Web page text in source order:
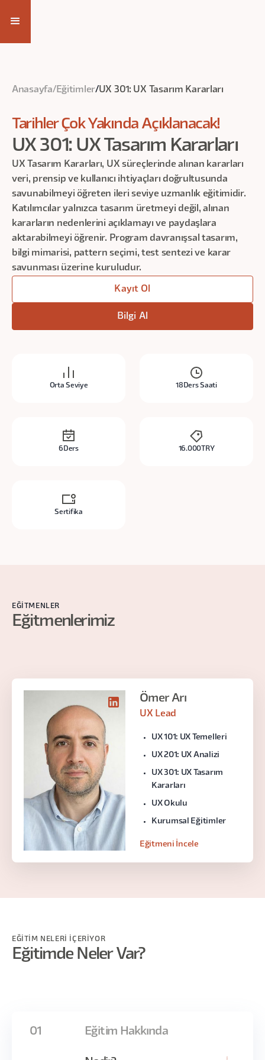
Anasayfa/ Eğitimler/UX 301: UX Tasarım Kararları
Tarihler Çok Yakında Açıklanacak!
UX 301: UX Tasarım Kararları
UX Tasarım Kararları, UX süreçlerinde alınan kararları
veri, prensip ve kullanıcı ihtiyaçları doğrultusunda
savunabilmeyi öğreten ileri seviye uzmanlık eğitimidir.
Katılımcılar yalnızca tasarım üretmeyi değil, alınan
kararların nedenlerini açıklamayı ve paydaşlara
aktarabilmeyi öğrenir. Program davranışsal tasarım,
bilgi mimarisi, pattern seçimi, test sentezi ve karar
savunması üzerine kuruludur.
Kayıt Ol
Bilgi Al
Orta Seviye 18 Ders Saati
6 Ders 16.000TRY
Sertifika
EĞITMENLER
Eğitmenlerimiz
Ömer Arı
UX Lead
UX 101: UX Temelleri
UX 201: UX Analizi
UX 301: UX Tasarım
Kararları
UX Okulu
Kurumsal Eğitimler
Eğitmeni İncele
EĞİTİM NELERİ İÇERİYOR
Eğitimde Neler Var?
01 Eğitim Hakkında